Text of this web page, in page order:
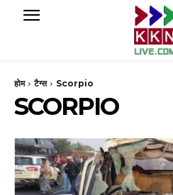
होम टैग्स Scorpio
SCORPIO